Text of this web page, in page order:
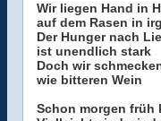
Wir liegen Hand in
auf dem Rasen in
Der Hunger nach
ist unendlich stark
Doch wir
wie bitteren Wein
Schon morgen früh